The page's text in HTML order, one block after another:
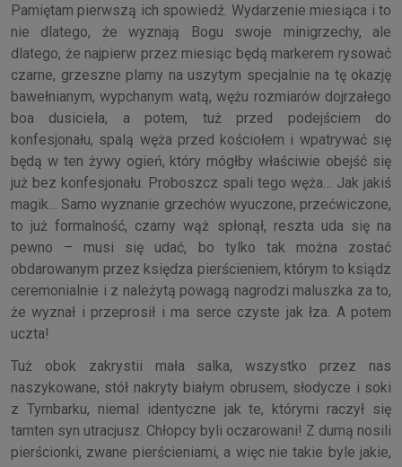
Pamiętam pierwszą ich spowiedź. Wydarzenie miesiąca i to
nie dlatego, że wyznają Bogu swoje minigrzechy, ale
dlatego, że najpierw przez miesiąc będą markerem rysować
czarne, grzeszne plamy na uszytym specjalnie na tę okazję
bawełnianym, wypchanym watą, wężu rozmiarów dojrzałego
boa dusiciela, a potem, tuż przed podejściem do
konfesjonału, spalą węża przed kościołem i wpatrywać się
będą w ten żywy ogień, który mógłby właściwie obejść się
już bez konfesjonału. Proboszcz spali tego węża… Jak jakiś
magik… Samo wyznanie grzechów wyuczone, przećwiczone,
to już formalność, czarny wąż spłonął, reszta uda się na
pewno – musi się udać, bo tylko tak można zostać
obdarowanym przez księdza pierścieniem, którym to ksiądz
ceremonialnie i z należytą powagą nagrodzi maluszka za to,
że wyznał i przeprosił i ma serce czyste jak łza. A potem
uczta!
Tuż obok zakrystii mała salka, wszystko przez nas
naszykowane, stół nakryty białym obrusem, słodycze i soki
z Tymbarku, niemal identyczne jak te, którymi raczył się
tamten syn utracjusz. Chłopcy byli oczarowani! Z dumą nosili
pierścionki, zwane pierścieniami, a więc nie takie byle jakie,